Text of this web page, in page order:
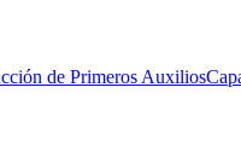
de Primeros Auxilios